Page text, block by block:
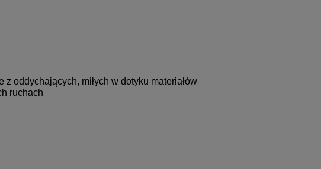
oddychających, miłych w dotyku materiałów
ruchach